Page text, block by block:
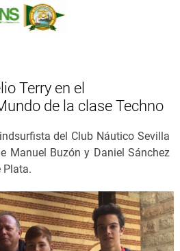
Terry en el
de la clase Techno
del Club Náutico Sevilla
Manuel Buzón y Daniel Sánchez
Plata.